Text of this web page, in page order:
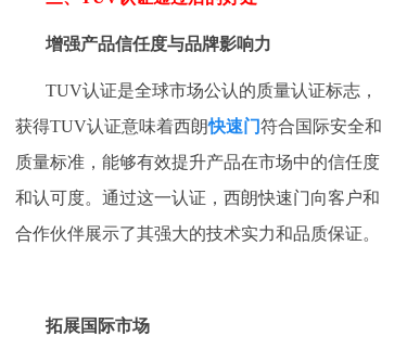
增强产品信任度与品牌影响力
TUV认证是全球市场公认的质量认证标志，
获得TUV认证意味着西朗快速门符合国际安全和
质量标准，能够有效提升产品在市场中的信任度
和认可度。通过这一认证，西朗快速门向客户和
合作伙伴展示了其强大的技术实力和品质保证。
拓展国际市场